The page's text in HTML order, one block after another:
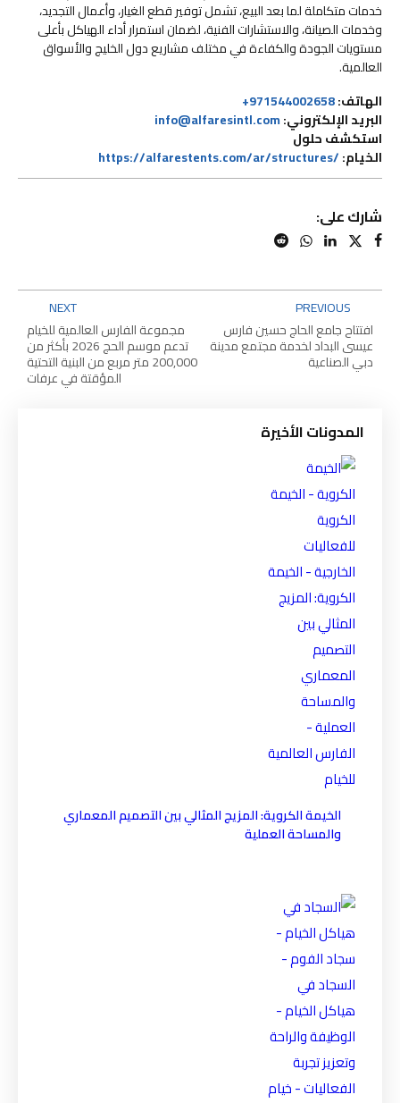
خدمات متكاملة لما بعد البيع، تشمل توفير قطع الغيار، وأعمال التجديد،
وخدمات الصيانة، والاستشارات الفنية، لضمان استمرار أداء الهياكل بأعلى
مستويات الجودة والكفاءة في مختلف مشاريع دول الخليج والأسواق
العالمية.
الهاتف:
971544002658
+
البريد الإلكتروني:
info@alfaresintl.com
استكشف حلول
الخيام:
/https://alfarestents.com/ar/structures
شارك على:
PREVIOUS
افتتاح جامع الحاج حسين فارس
عيسى البداد لخدمة مجتمع مدينة
دبي الصناعية
NEXT
مجموعة الفارس العالمية للخيام
تدعم موسم الحج 2026 بأكثر من
200,000 متر مربع من البنية التحتية
المؤقتة في عرفات
المدونات الأخيرة
الخيمة الكروية: المزيج المثالي بين التصميم المعماري
والمساحة العملية